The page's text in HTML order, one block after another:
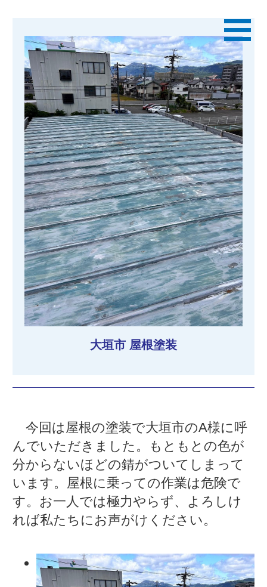
大垣市 屋根塗装
今回は屋根の塗装で大垣市のA様に呼
んでいただきました。もともとの色が
分からないほどの錆がついてしまって
います。屋根に乗っての作業は危険で
す。お一人では極力やらず、よろしけ
れば私たちにお声がけください。